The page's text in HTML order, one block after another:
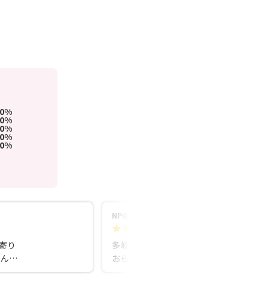
0%
0%
0%
0%
り
で
NPO法人ぜんしん01
多岐に渡り、社会貢献活動に取り組んで
おられる素晴らしいご夫妻です。これま